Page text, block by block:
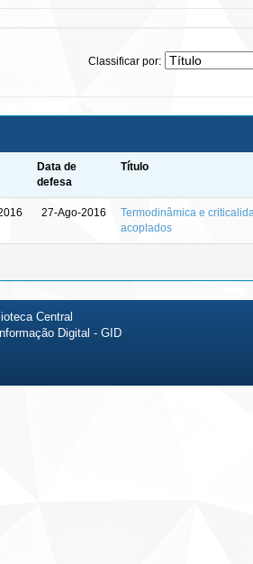
Classificar por:
Data de
defesa
Título
27-Ago-2016
Termodinâmica e
acoplados
Central
Digital - GID